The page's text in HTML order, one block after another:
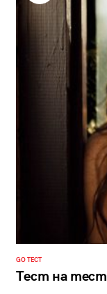
GO ТЕСТ
Тест на тест